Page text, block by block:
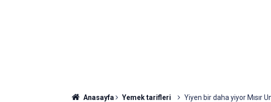
Anasayfa Yemek tarifleri Yiyen bir daha yiyor Mısır